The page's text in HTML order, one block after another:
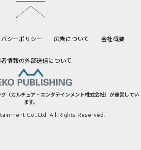
シーポリシー 広告について 会社概要
情報の外部送信について
（カルチュア・エンタテインメント株式会社）が運営してい
ます。
Co.,Ltd. All Rights Reserved.